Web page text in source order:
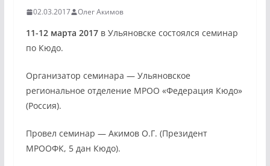
02.03.2017 Олег Акимов
11-12 марта 2017в Ульяновске состоялся семинар
по Кюдо.
Организатор семинара — Ульяновское
региональное отделение МРОО «Федерация Кюдо»
(Россия).
Провел семинар — Акимов О.Г. (Президент
МРООФК, 5 дан Кюдо).